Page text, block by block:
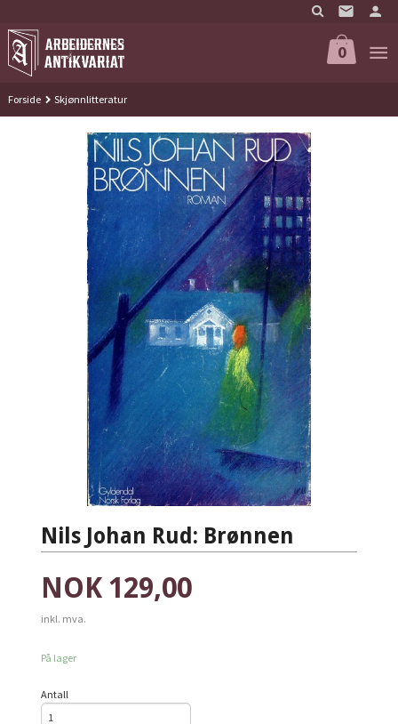
til
innholdet
0
Forside Skjønnlitteratur
Nils Johan Rud: Brønnen
Pris
NOK 129,00
inkl. mva.
På lager
Antall